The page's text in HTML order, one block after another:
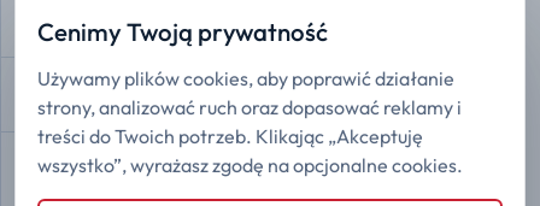
Dostępne
Kontrola trakcji
Dostępne
Stabilizacja toru jazdy ESP
Dostępne
Cenimy Twoją prywatność
Używamy plików cookies, aby poprawić działanie
strony, analizować ruch oraz dopasować reklamy i
treści do Twoich potrzeb. Klikając „Akceptuję
wszystko”, wyrażasz zgodę na opcjonalne cookies.